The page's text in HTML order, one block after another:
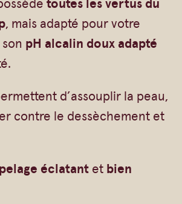
florales
en barre
, mais adapté pour votre
pH alcalin doux adapté
d’assouplir la peau,
contre le dessèchement et
pelage éclatant et bien